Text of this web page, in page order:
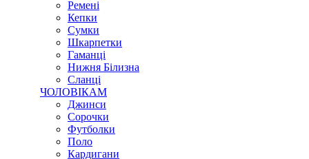
Ремені
Кепки
Сумки
Шкарпетки
Гаманці
Нижня Білизна
Сланці
ЧОЛОВІКАМ
Джинси
Сорочки
Футболки
Поло
Кардигани